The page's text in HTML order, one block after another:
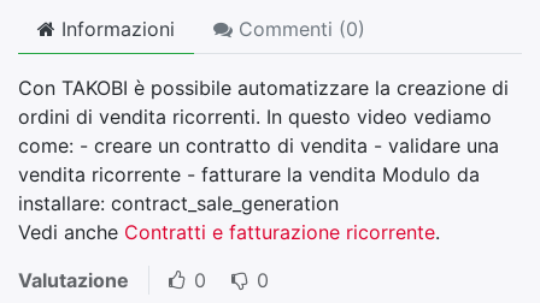
Informazioni Commenti (0)
Con TAKOBI è possibile automatizzare la creazione di
ordini di vendita ricorrenti. In questo video vediamo
come: - creare un contratto di vendita - validare una
vendita ricorrente - fatturare la vendita Modulo da
installare: contract_sale_generation
Vedi anche Contratti e fatturazione ricorrente.
Valutazione
0 0